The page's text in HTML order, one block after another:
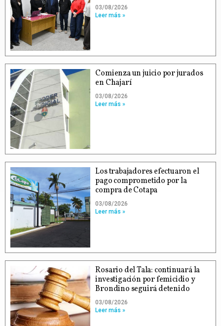
03/08/2026
Leer más »
Comienza un juicio por jurados
en Chajarí
03/08/2026
Leer más »
Los trabajadores efectuaron el
pago comprometido por la
compra de Cotapa
03/08/2026
Leer más »
Rosario del Tala: continuará la
investigación por femicidio y
Brondino seguirá detenido
03/08/2026
Leer más »